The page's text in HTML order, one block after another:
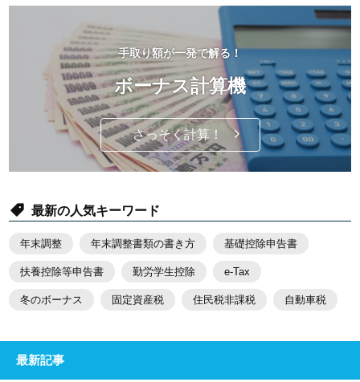
手取り額が一発で解る！
ボーナス計算機
さっそく計算！
最新の人気キーワード
年末調整 年末調整書類の書き方 基礎控除申告書
扶養控除等申告書 勤労学生控除 e-Tax
冬のボーナス 固定資産税 住民税非課税 自動車税
最新記事